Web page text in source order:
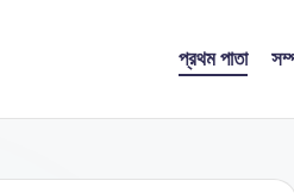
প্রথম পাতা